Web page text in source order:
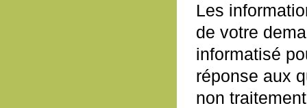
Les
de votre
informatisé
réponse aux
non